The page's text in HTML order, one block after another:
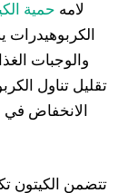
لامه حمية
الكربوهيدرات
والوجبات
تقليل تناول
الانخفاض
تتضمن الكيتون